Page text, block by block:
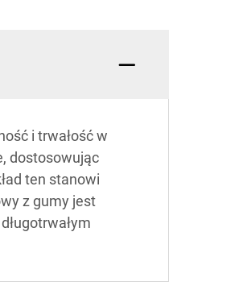
i trwałość w
dostosowując
ten stanowi
z gumy jest